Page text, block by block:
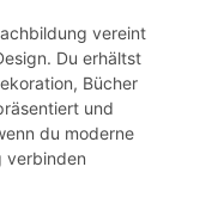
vereint
Du erhältst
Bücher
und
du moderne
verbinden